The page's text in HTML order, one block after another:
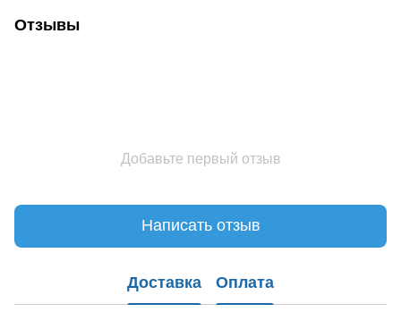
Отзывы
Добавьте первый отзыв
Написать отзыв
Доставка Оплата